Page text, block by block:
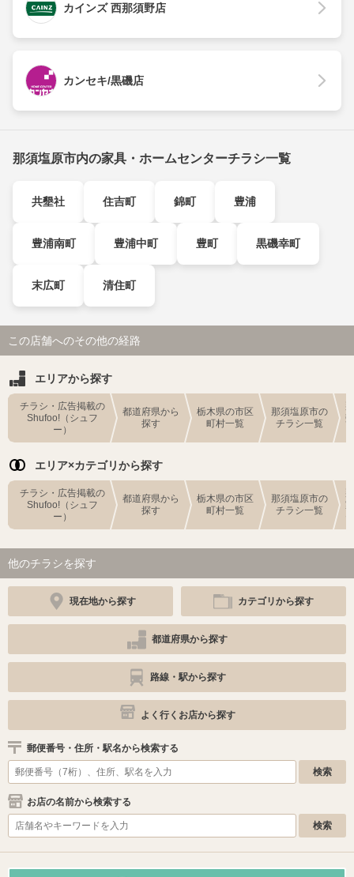
カインズ 西那須野店
カンセキ/黒磯店
那須塩原市内の家具・ホームセンターチラシ一覧
共墾社 住吉町 錦町 豊浦
豊浦南町 豊浦中町 豊町 黒磯幸町
末広町 清住町
この店舗へのその他の経路
エリアから探す
チラシ・広告掲載の
Shufoo!（シュフ
ー）
都道府県から
探す
栃木県の市区
町村一覧
那須塩原市の
チラシ一覧
エリア×カテゴリから探す
チラシ・広告掲載の
Shufoo!（シュフ
ー）
都道府県から
探す
栃木県の市区
町村一覧
那須塩原市の
チラシ一覧
他のチラシを探す
現在地から探す カテゴリから探す
都道府県から探す
路線・駅から探す
よく行くお店から探す
郵便番号・住所・駅名から検索する
お店の名前から検索する